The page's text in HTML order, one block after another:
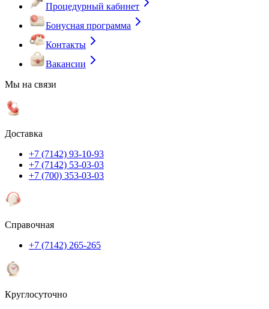
Процедурный кабинет
Бонусная программа
Контакты
Вакансии
Мы на связи
Доставка
+7 (7142) 93-10-93
+7 (7142) 53-03-03
+7 (700) 353-03-03
Справочная
+7 (7142) 265-265
Круглосуточно